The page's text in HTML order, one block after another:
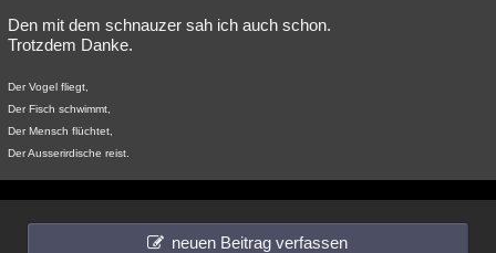
Den mit dem schnauzer sah ich auch schon.
Trotzdem Danke.
Der Vogel fliegt,
Der Fisch schwimmt,
Der Mensch flüchtet,
Der Ausserirdische reist.
neuen Beitrag verfassen